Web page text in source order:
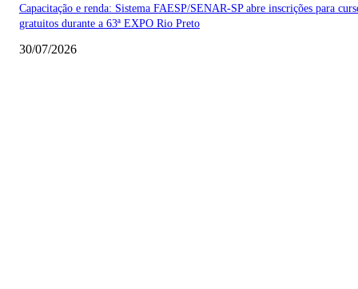
Capacitação e renda: Sistema FAESP/SENAR-SP abre inscrições para
gratuitos durante a 63ª EXPO Rio Preto
30/07/2026